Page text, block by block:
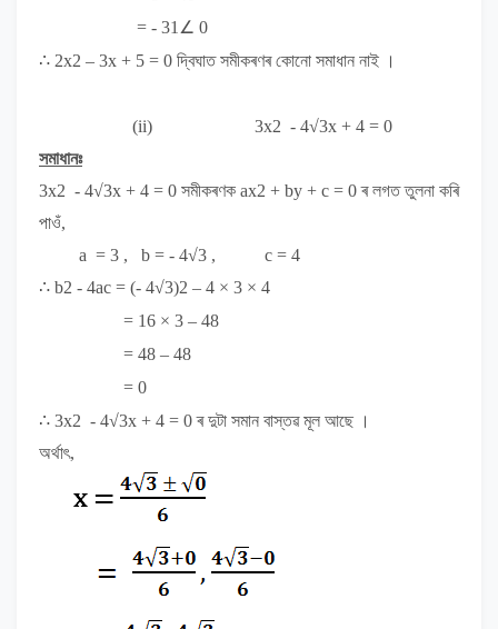
= - 31∠ 0
∴ 2x2 – 3x + 5 = 0 দ্বিঘাত সমীকৰণৰ কোনো সমাধান নাই ।
(ii) 3x2 - 4√3x + 4 = 0
সমাধানঃ
3x2 - 4√3x + 4 = 0 সমীকৰণক ax2 + by + c = 0ৰ লগত তুলনা কৰি
পাওঁ,
a = 3 , b = - 4√3 , c = 4
∴ b2 - 4ac = (- 4√3)2 – 4 × 3 × 4
= 16 × 3 – 48
= 48 – 48
= 0
∴ 3x2 - 4√3x + 4 = 0ৰ দুটা সমান বাস্তৱ মূল আছে ।
অৰ্থাৎ,